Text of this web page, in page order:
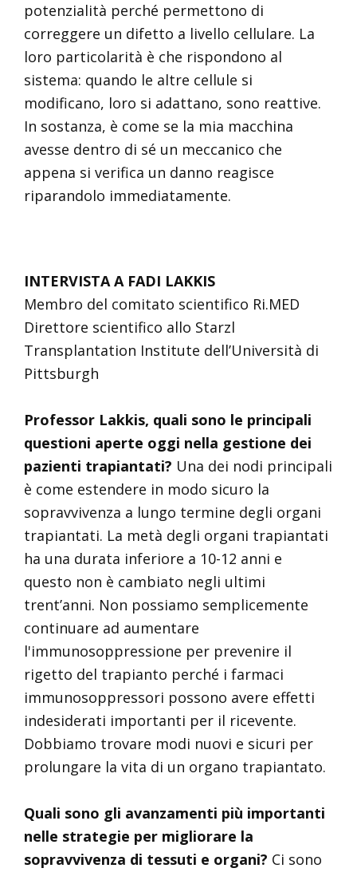
potenzialità perché permettono di
correggere un difetto a livello cellulare. La
loro particolarità è che rispondono al
sistema: quando le altre cellule si
modificano, loro si adattano, sono reattive.
In sostanza, è come se la mia macchina
avesse dentro di sé un meccanico che
appena si verifica un danno reagisce
riparandolo immediatamente.
INTERVISTA A FADI LAKKIS
Membro del comitato scientifico Ri.MED
Direttore scientifico allo Starzl
Transplantation Institute dell’Università di
Pittsburgh
Professor Lakkis, quali sono le principali
questioni aperte oggi nella gestione dei
pazienti trapiantati? Una dei nodi principali
è come estendere in modo sicuro la
sopravvivenza a lungo termine degli organi
trapiantati. La metà degli organi trapiantati
ha una durata inferiore a 10-12 anni e
questo non è cambiato negli ultimi
trent’anni. Non possiamo semplicemente
continuare ad aumentare
l'immunosoppressione per prevenire il
rigetto del trapianto perché i farmaci
immunosoppressori possono avere effetti
indesiderati importanti per il ricevente.
Dobbiamo trovare modi nuovi e sicuri per
prolungare la vita di un organo trapiantato.
Quali sono gli avanzamenti più importanti
nelle strategie per migliorare la
sopravvivenza di tessuti e organi? Ci sono